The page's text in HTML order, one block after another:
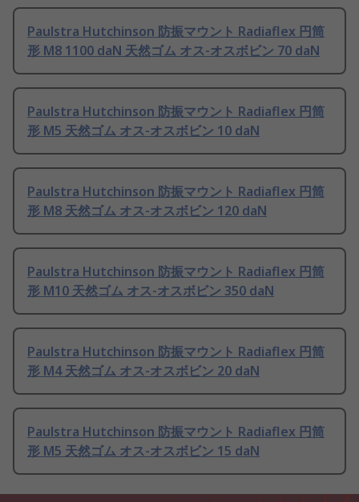
Paulstra Hutchinson 防振マウント Radiaflex 円筒
形 M8 1100 daN 天然ゴム オス-オスボビン 70 daN
Paulstra Hutchinson 防振マウント Radiaflex 円筒
形 M5 天然ゴム オス-オスボビン 10 daN
Paulstra Hutchinson 防振マウント Radiaflex 円筒
形 M8 天然ゴム オス-オスボビン 120 daN
Paulstra Hutchinson 防振マウント Radiaflex 円筒
形 M10 天然ゴム オス-オスボビン 350 daN
Paulstra Hutchinson 防振マウント Radiaflex 円筒
形 M4 天然ゴム オス-オスボビン 20 daN
Paulstra Hutchinson 防振マウント Radiaflex 円筒
形 M5 天然ゴム オス-オスボビン 15 daN